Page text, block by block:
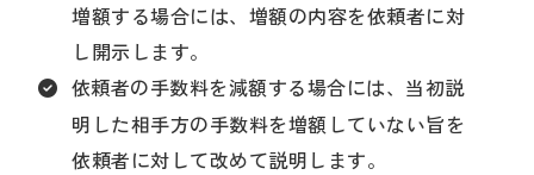
増額する場合には、増額の内容を依頼者に対
し開示します。
依頼者の手数料を減額する場合には、当初説
明した相手方の手数料を増額していない旨を
依頼者に対して改めて説明します。